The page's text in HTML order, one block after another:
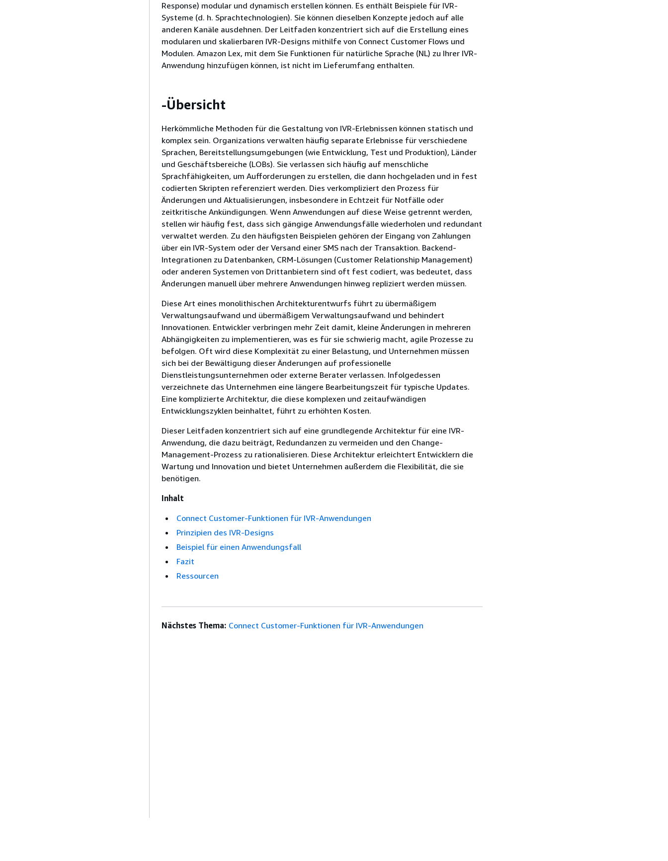
Response) modular und dynamisch erstellen können. Es enthält Beispiele für IVR-
Systeme (d. h. Sprachtechnologien). Sie können dieselben Konzepte jedoch auf alle
anderen Kanäle ausdehnen. Der Leitfaden konzentriert sich auf die Erstellung eines
modularen und skalierbaren IVR-Designs mithilfe von Connect Customer Flows und
Modulen. Amazon Lex, mit dem Sie Funktionen für natürliche Sprache (NL) zu Ihrer IVR-
Anwendung hinzufügen können, ist nicht im Lieferumfang enthalten.
-Übersicht
Herkömmliche Methoden für die Gestaltung von IVR-Erlebnissen können statisch und
komplex sein. Organizations verwalten häufig separate Erlebnisse für verschiedene
Sprachen, Bereitstellungsumgebungen (wie Entwicklung, Test und Produktion), Länder
und Geschäftsbereiche (LOBs). Sie verlassen sich häufig auf menschliche
Sprachfähigkeiten, um Aufforderungen zu erstellen, die dann hochgeladen und in fest
codierten Skripten referenziert werden. Dies verkompliziert den Prozess für
Änderungen und Aktualisierungen, insbesondere in Echtzeit für Notfälle oder
zeitkritische Ankündigungen. Wenn Anwendungen auf diese Weise getrennt werden,
stellen wir häufig fest, dass sich gängige Anwendungsfälle wiederholen und redundant
verwaltet werden. Zu den häufigsten Beispielen gehören der Eingang von Zahlungen
über ein IVR-System oder der Versand einer SMS nach der Transaktion. Backend-
Integrationen zu Datenbanken, CRM-Lösungen (Customer Relationship Management)
oder anderen Systemen von Drittanbietern sind oft fest codiert, was bedeutet, dass
Änderungen manuell über mehrere Anwendungen hinweg repliziert werden müssen.
Diese Art eines monolithischen Architekturentwurfs führt zu übermäßigem
Verwaltungsaufwand und übermäßigem Verwaltungsaufwand und behindert
Innovationen. Entwickler verbringen mehr Zeit damit, kleine Änderungen in mehreren
Abhängigkeiten zu implementieren, was es für sie schwierig macht, agile Prozesse zu
befolgen. Oft wird diese Komplexität zu einer Belastung, und Unternehmen müssen
sich bei der Bewältigung dieser Änderungen auf professionelle
Dienstleistungsunternehmen oder externe Berater verlassen. Infolgedessen
verzeichnete das Unternehmen eine längere Bearbeitungszeit für typische Updates.
Eine komplizierte Architektur, die diese komplexen und zeitaufwändigen
Entwicklungszyklen beinhaltet, führt zu erhöhten Kosten.
Dieser Leitfaden konzentriert sich auf eine grundlegende Architektur für eine IVR-
Anwendung, die dazu beiträgt, Redundanzen zu vermeiden und den Change-
Management-Prozess zu rationalisieren. Diese Architektur erleichtert Entwicklern die
Wartung und Innovation und bietet Unternehmen außerdem die Flexibilität, die sie
benötigen.
Inhalt
Connect Customer-Funktionen für IVR-Anwendungen
Prinzipien des IVR-Designs
Beispiel für einen Anwendungsfall
Fazit
Ressourcen
Nächstes Thema: Connect Customer-Funktionen für IVR-Anwendungen